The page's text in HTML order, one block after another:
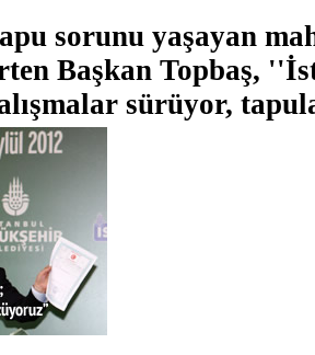
sorunu yaşayan
Başkan Topbaş,
sürüyor,